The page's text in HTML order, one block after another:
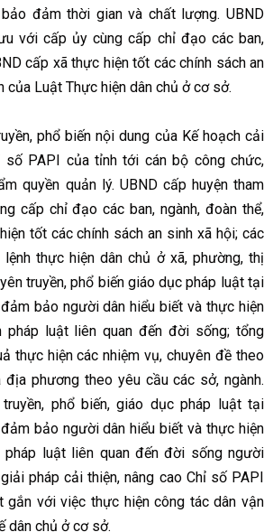
đảm thời gian và chất lượng. UBND
với cấp ủy cùng cấp chỉ đạo các ban,
cấp xã thực hiện tốt các chính sách an
của Luật Thực hiện dân chủ ở cơ sở.
phổ biến nội dung của Kế hoạch cải
số PAPI của tỉnh tới cán bộ công chức,
quyền quản lý. UBND cấp huyện tham
cấp chỉ đạo các ban, ngành, đoàn thể,
tốt các chính sách an sinh xã hội; các
thực hiện dân chủ ở xã, phường, thị
truyền, phổ biến giáo dục pháp luật tại
bảo người dân hiểu biết và thực hiện
luật liên quan đến đời sống; tổng
thực hiện các nhiệm vụ, chuyên đề theo
địa phương theo yêu cầu các sở, ngành.
phổ biến, giáo dục pháp luật tại
bảo người dân hiểu biết và thực hiện
luật liên quan đến đời sống người
pháp cải thiện, nâng cao Chỉ số PAPI
gắn với việc thực hiện công tác dân vận
dân chủ ở cơ sở.